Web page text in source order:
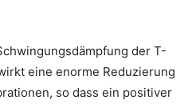
der T-
eine enorme Reduzierung
so dass ein positiver